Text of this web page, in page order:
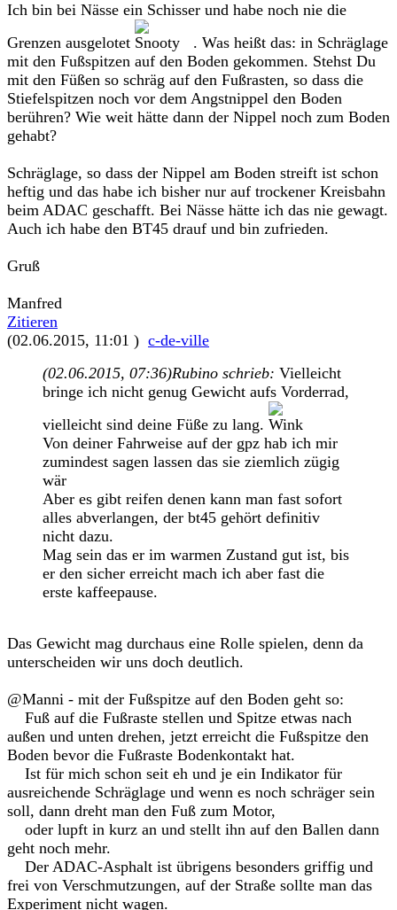
Ich bin bei Nässe ein Schisser und habe noch nie die
Grenzen ausgelotet
. Was heißt das: in Schräglage
mit den Fußspitzen auf den Boden gekommen. Stehst Du
mit den Füßen so schräg auf den Fußrasten, so dass die
Stiefelspitzen noch vor dem Angstnippel den Boden
berühren? Wie weit hätte dann der Nippel noch zum Boden
gehabt?
Schräglage, so dass der Nippel am Boden streift ist schon
heftig und das habe ich bisher nur auf trockener Kreisbahn
beim ADAC geschafft. Bei Nässe hätte ich das nie gewagt.
Auch ich habe den BT45 drauf und bin zufrieden.
Gruß
Manfred
Zitieren
(02.06.2015, 11:01 ) c-de-ville
(02.06.2015, 07:36)Rubino schrieb: Vielleicht
bringe ich nicht genug Gewicht aufs Vorderrad,
vielleicht sind deine Füße zu lang.
Von deiner Fahrweise auf der gpz hab ich mir
zumindest sagen lassen das sie ziemlich zügig
wär
Aber es gibt reifen denen kann man fast sofort
alles abverlangen, der bt45 gehört definitiv
nicht dazu.
Mag sein das er im warmen Zustand gut ist, bis
er den sicher erreicht mach ich aber fast die
erste kaffeepause.
Das Gewicht mag durchaus eine Rolle spielen, denn da
unterscheiden wir uns doch deutlich.
@Manni - mit der Fußspitze auf den Boden geht so:
Fuß auf die Fußraste stellen und Spitze etwas nach
außen und unten drehen, jetzt erreicht die Fußspitze den
Boden bevor die Fußraste Bodenkontakt hat.
Ist für mich schon seit eh und je ein Indikator für
ausreichende Schräglage und wenn es noch schräger sein
soll, dann dreht man den Fuß zum Motor,
oder lupft in kurz an und stellt ihn auf den Ballen dann
geht noch mehr.
Der ADAC-Asphalt ist übrigens besonders griffig und
frei von Verschmutzungen, auf der Straße sollte man das
Experiment nicht wagen.